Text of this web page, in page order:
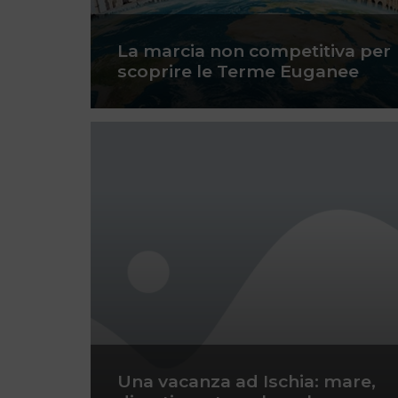
La marcia non competitiva per
scoprire le Terme Euganee
Una vacanza ad Ischia: mare,